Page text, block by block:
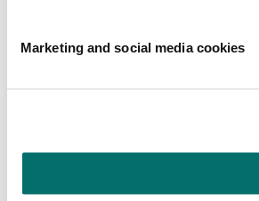
Marketing and social media cookies